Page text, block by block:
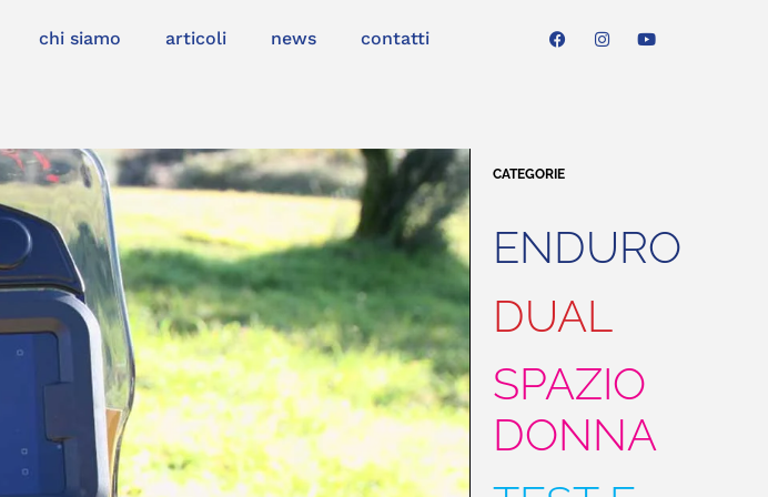
chi siamo articoli news contatti
CATEGORIE
ENDURO
DUAL
SPAZIO
DONNA